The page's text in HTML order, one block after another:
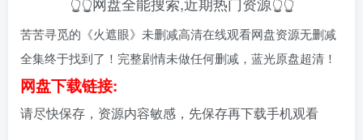
苦苦寻觅的《火遮眼》未删减高清在线观看网盘资源无删减
全集终于找到了！完整剧情未做任何删减，蓝光原盘超清！
网盘下载链接:
请尽快保存，资源内容敏感，先保存再下载手机观看